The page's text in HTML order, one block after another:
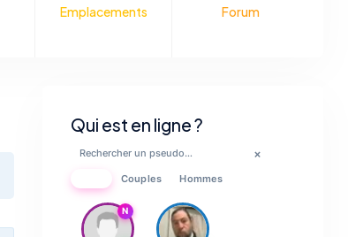
Emplacements Forum
Qui est en ligne ?
×
Couples Hommes
N